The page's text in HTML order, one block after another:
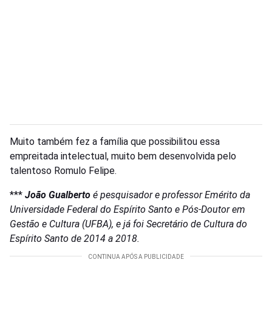
Muito também fez a família que possibilitou essa
empreitada intelectual, muito bem desenvolvida pelo
talentoso Romulo Felipe.
*** João Gualberto é pesquisador e professor Emérito da
Universidade Federal do Espírito Santo e Pós-Doutor em
Gestão e Cultura (UFBA), e já foi Secretário de Cultura do
Espírito Santo de 2014 a 2018.